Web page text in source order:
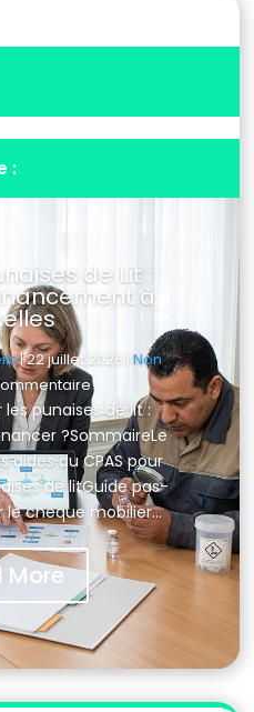
:
de Lit :
à
|22 juillet 2026 Non
les punaises de lit :
?SommaireLe
du CPAS pour
de litGuide pas-
le chèque mobilier…
More